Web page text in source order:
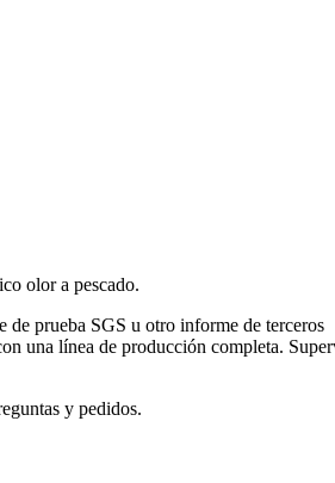
olor a pescado.
prueba SGS u otro informe de terceros
línea de producción completa.
y pedidos.